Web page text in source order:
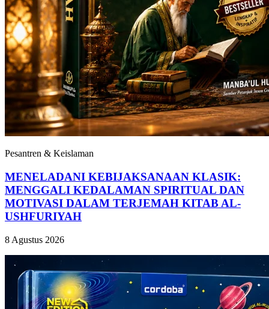
Pesantren & Keislaman
MENELADANI KEBIJAKSANAAN KLASIK:
MENGGALI KEDALAMAN SPIRITUAL DAN
MOTIVASI DALAM TERJEMAH KITAB AL-
USHFURIYAH
8 Agustus 2026